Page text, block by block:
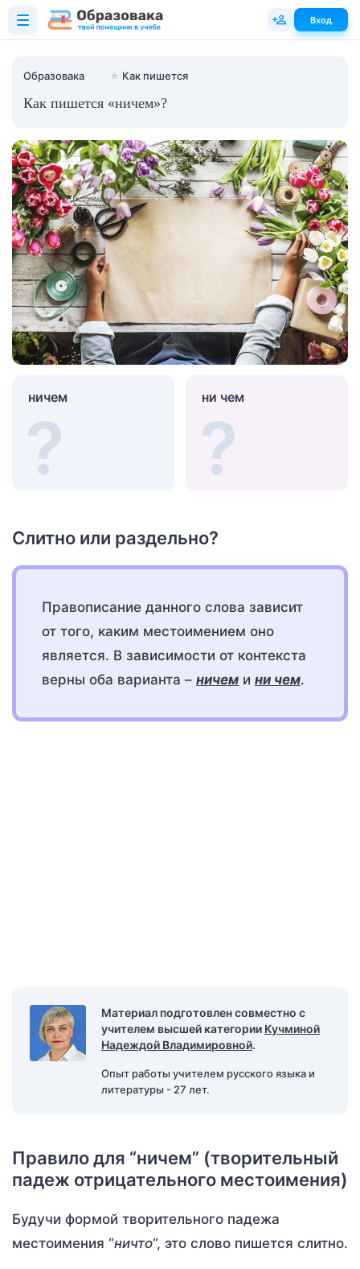
Образовака ⭐ Как пишется
Как пишется «ничем»?
ничем ни чем
Слитно или раздельно?
Правописание данного слова зависит
от того, каким местоимением оно
является. В зависимости от контекста
верны оба варианта – ничем и ни чем.
Материал подготовлен совместно с
учителем высшей категории Кучминой
Надеждой Владимировной.
Опыт работы учителем русского языка и
литературы - 27 лет.
Правило для “ничем” (творительный
падеж отрицательного местоимения)
Будучи формой творительного падежа
местоимения “ничто“, это слово пишется слитно.
Вход